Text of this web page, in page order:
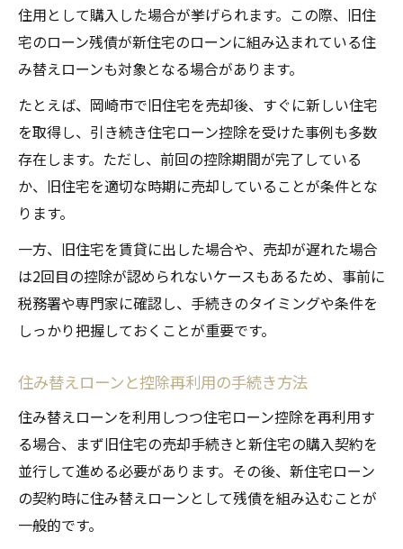
住用として購入した場合が挙げられます。この際、旧住
宅のローン残債が新住宅のローンに組み込まれている住
み替えローンも対象となる場合があります。
たとえば、岡崎市で旧住宅を売却後、すぐに新しい住宅
を取得し、引き続き住宅ローン控除を受けた事例も多数
存在します。ただし、前回の控除期間が完了している
か、旧住宅を適切な時期に売却していることが条件とな
ります。
一方、旧住宅を賃貸に出した場合や、売却が遅れた場合
は2回目の控除が認められないケースもあるため、事前に
税務署や専門家に確認し、手続きのタイミングや条件を
しっかり把握しておくことが重要です。
住み替えローンと控除再利用の手続き方法
住み替えローンを利用しつつ住宅ローン控除を再利用す
る場合、まず旧住宅の売却手続きと新住宅の購入契約を
並行して進める必要があります。その後、新住宅ローン
の契約時に住み替えローンとして残債を組み込むことが
一般的です。